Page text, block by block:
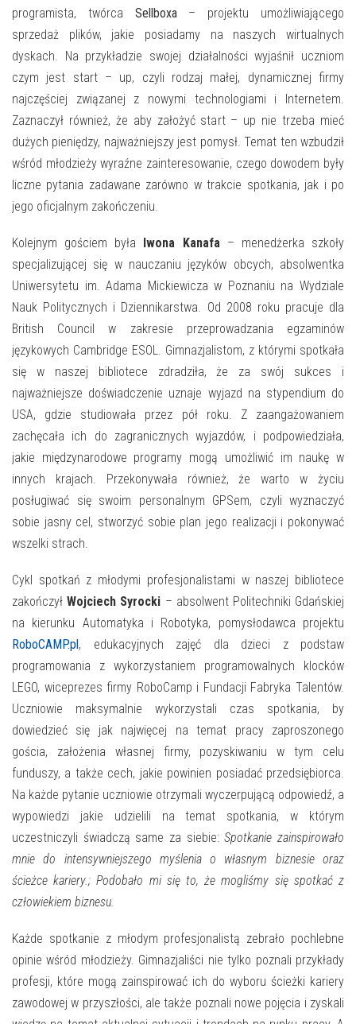
programista, twórca Sellboxa– projektu umożliwiającego
sprzedaż plików, jakie posiadamy na naszych wirtualnych
dyskach. Na przykładzie swojej działalności wyjaśnił uczniom
czym jest start – up, czyli rodzaj małej, dynamicznej firmy
najczęściej związanej z nowymi technologiami i Internetem.
Zaznaczył również, że aby założyć start – up nie trzeba mieć
dużych pieniędzy, najważniejszy jest pomysł. Temat ten wzbudził
wśród młodzieży wyraźne zainteresowanie, czego dowodem były
liczne pytania zadawane zarówno w trakcie spotkania, jak i po
jego oficjalnym zakończeniu.
Kolejnym gościem była Iwona Kanafa– menedżerka szkoły
specjalizującej się w nauczaniu języków obcych, absolwentka
Uniwersytetu im. Adama Mickiewicza w Poznaniu na Wydziale
Nauk Politycznych i Dziennikarstwa. Od 2008 roku pracuje dla
British Council w zakresie przeprowadzania egzaminów
językowych Cambridge ESOL. Gimnazjalistom, z którymi spotkała
się w naszej bibliotece zdradziła, że za swój sukces i
najważniejsze doświadczenie uznaje wyjazd na stypendium do
USA, gdzie studiowała przez pół roku. Z zaangażowaniem
zachęcała ich do zagranicznych wyjazdów, i podpowiedziała,
jakie międzynarodowe programy mogą umożliwić im naukę w
innych krajach. Przekonywała również, że warto w życiu
posługiwać się swoim personalnym GPSem, czyli wyznaczyć
sobie jasny cel, stworzyć sobie plan jego realizacji i pokonywać
wszelki strach.
Cykl spotkań z młodymi profesjonalistami w naszej bibliotece
zakończyłWojciech Syrocki – absolwent Politechniki Gdańskiej
na kierunku Automatyka i Robotyka, pomysłodawca projektu
RoboCAMP.pl, edukacyjnych zajęć dla dzieci z podstaw
programowania z wykorzystaniem programowalnych klocków
LEGO, wiceprezes firmy RoboCamp i Fundacji Fabryka Talentów.
Uczniowie maksymalnie wykorzystali czas spotkania, by
dowiedzieć się jak najwięcej na temat pracy zaproszonego
gościa, założenia własnej firmy, pozyskiwaniu w tym celu
funduszy, a także cech, jakie powinien posiadać przedsiębiorca.
Na każde pytanie uczniowie otrzymali wyczerpującą odpowiedź, a
wypowiedzi jakie udzielili na temat spotkania, w którym
uczestniczyli świadczą same za siebie:Spotkanie zainspirowało
mnie do intensywniejszego myślenia o własnym biznesie oraz
ścieżce kariery.; Podobało mi się to, że mogliśmy się spotkać z
człowiekiem biznesu.
Każde spotkanie z młodym profesjonalistą zebrało pochlebne
opinie wśród młodzieży. Gimnazjaliści nie tylko poznali przykłady
profesji, które mogą zainspirować ich do wyboru ścieżki kariery
zawodowej w przyszłości, ale także poznali nowe pojęcia i zyskali